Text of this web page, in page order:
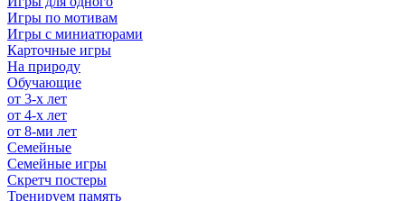
Игры по мотивам
Игры с миниатюрами
Карточные игры
На природу
Обучающие
от 3-х лет
от 4-х лет
от 8-ми лет
Семейные
Семейные игры
Скретч постеры
Тренируем память